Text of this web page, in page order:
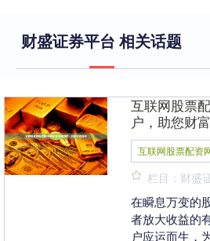
财盛证券平台 相关话题
互联网股票
户，助您财
互联网股票配资
栏目：财盛
在瞬息万变的
者放大收益的
户应运而生，